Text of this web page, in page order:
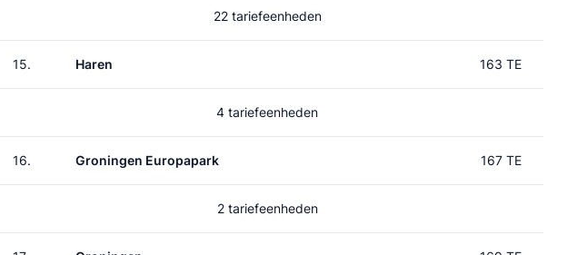
22 tariefeenheden
15. Haren 163 TE
4 tariefeenheden
16. Groningen Europapark 167 TE
2 tariefeenheden